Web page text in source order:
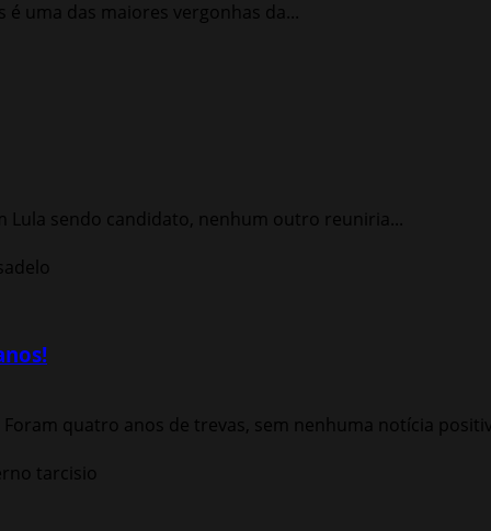
é uma das maiores vergonhas da...
Lula sendo candidato, nenhum outro reuniria...
quatro anos de trevas, sem nenhuma notícia